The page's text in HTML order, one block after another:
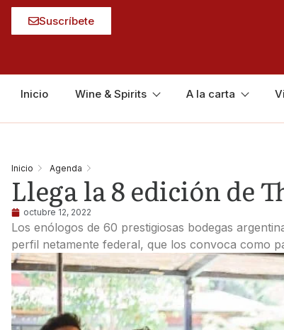
Suscríbete
Inicio Wine & Spirits A la carta
Inicio Agenda
Llega la 8 edición de
octubre 12, 2022
Los enólogos de​​ 60 prestigiosas bodegas
perfil netamente federal, ​que los convoca como